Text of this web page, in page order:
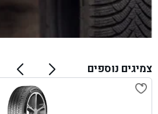
צמיגים נוספים